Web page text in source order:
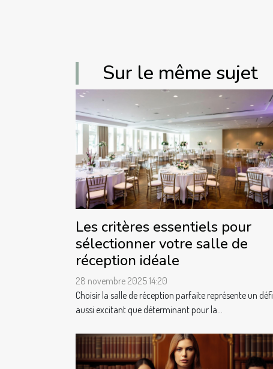
Sur le même sujet
Les critères essentiels pour
sélectionner votre salle de
réception idéale
28 novembre 2025 14:20
Choisir la salle de réception parfaite représente un défi
aussi excitant que déterminant pour la...